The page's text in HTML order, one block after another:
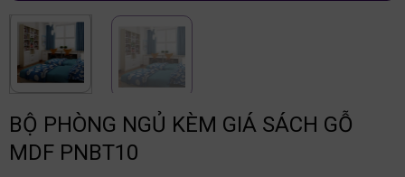
BỘ PHÒNG NGỦ KÈM GIÁ SÁCH GỖ
MDF PNBT10